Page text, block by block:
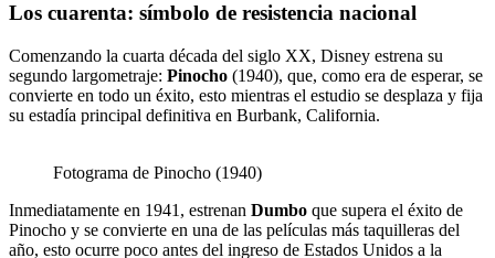
Los cuarenta: símbolo de resistencia nacional
Comenzando la cuarta década del siglo XX, Disney estrena su
segundo largometraje: Pinocho (1940), que, como era de esperar, se
convierte en todo un éxito, esto mientras el estudio se desplaza y fija
su estadía principal definitiva en Burbank, California.
Fotograma de Pinocho (1940)
Inmediatamente en 1941, estrenan Dumbo que supera el éxito de
Pinocho y se convierte en una de las películas más taquilleras del
año, esto ocurre poco antes del ingreso de Estados Unidos a la